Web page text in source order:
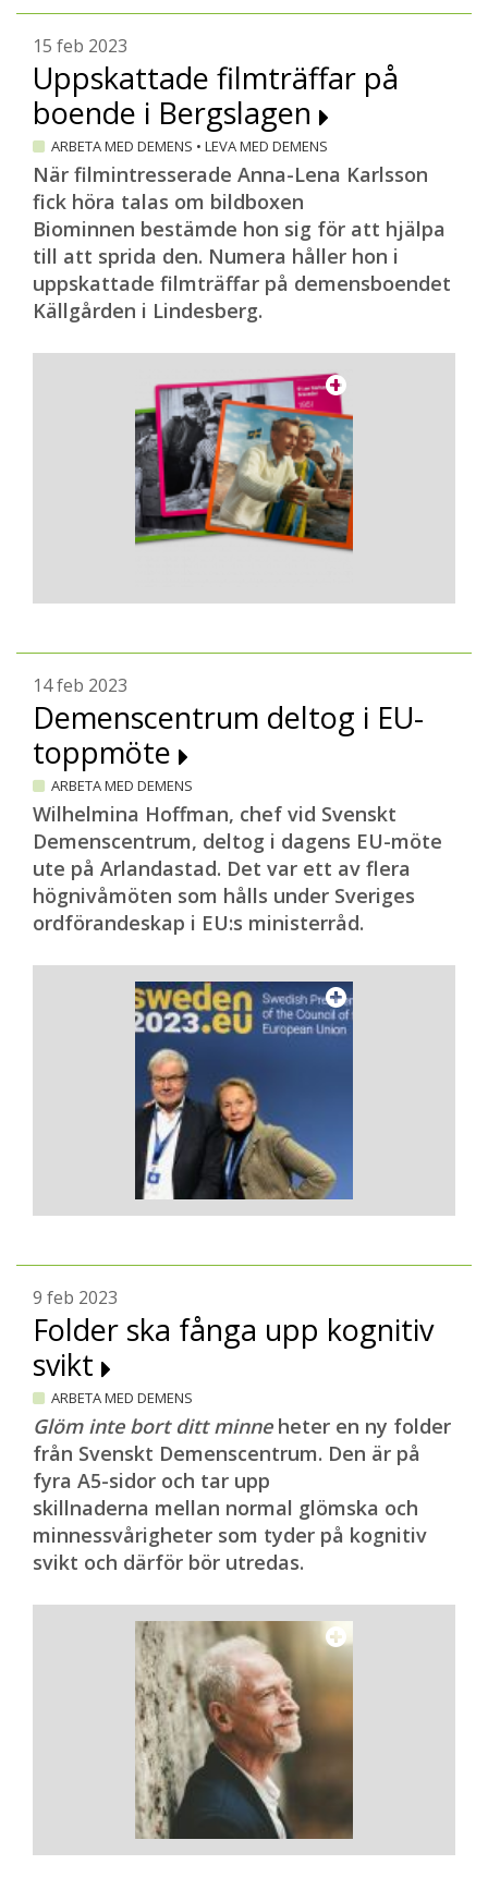
15 feb 2023
Uppskattade filmträffar på
boende i Bergslagen
ARBETA MED DEMENS • LEVA MED DEMENS
När filmintresserade Anna-Lena Karlsson
fick höra talas om bildboxen
Biominnen bestämde hon sig för att hjälpa
till att sprida den. Numera håller hon i
uppskattade filmträffar på demensboendet
Källgården i Lindesberg.
14 feb 2023
Demenscentrum deltog i EU-
toppmöte
ARBETA MED DEMENS
Wilhelmina Hoffman, chef vid Svenskt
Demenscentrum, deltog i dagens EU-möte
ute på Arlandastad. Det var ett av flera
högnivåmöten som hålls under Sveriges
ordförandeskap i EU:s ministerråd.
9 feb 2023
Folder ska fånga upp kognitiv
svikt
ARBETA MED DEMENS
Glöm inte bort ditt minneheter en ny folder
från Svenskt Demenscentrum. Den är på
fyra A5-sidor och tar upp
skillnaderna mellan normal glömska och
minnessvårigheter som tyder på kognitiv
svikt och därför bör utredas.